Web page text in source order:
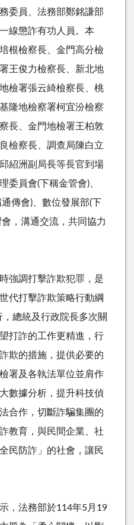
委員、法務部鄭銘謙部
線懲詐有功人員。本
根檢察長、金門高分檢
王俊力檢察長、新北地
檢署張云綺檢察長、桃
隆地檢察署柯宜汾檢察
長、金門地檢署王柏敦
檢察長、調查局陳白立
紹洲副局長等長官到場
委員會(下稱金管會)
傳會) 、數位發展部(下
會，溝通交流，共同協力
強調打擊詐欺犯罪，是
代打擊詐欺策略行動綱
總統及行政院長多次關
打詐的工作更精進，行
欺的措施，提供必要的
署及各執法單位並肩作
數據分析，提升科技偵
合作，切斷詐騙集團的
教育，與民間企業、社
民防詐」的社會，讓民
，法務部於114年5月 19